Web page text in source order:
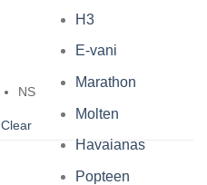
H3
E-vani
Marathon
Molten
Havaianas
Popteen
NS
Clear